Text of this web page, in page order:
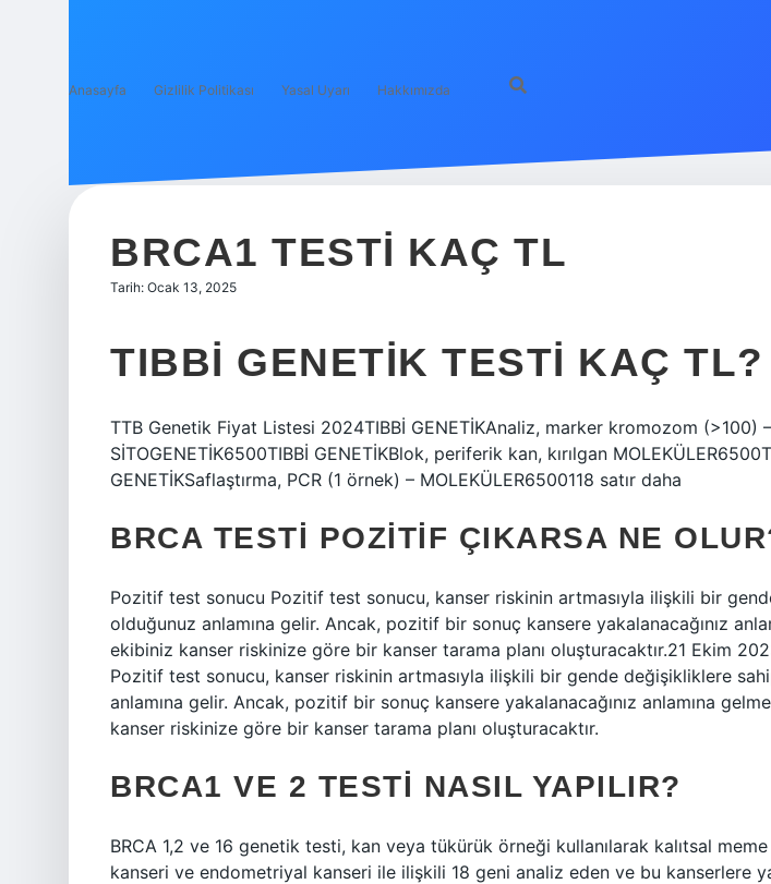
Anasayfa Gizlilik Politikası Yasal Uyarı Hakkımızda
BRCA1 TESTI KAÇ TL
Tarih: Ocak 13, 2025
TIBBI GENETIK TESTI KAÇ TL?
TTB Genetik Fiyat Listesi 2024TIBBİ GENETİKAnaliz, marker kromozom (>100) –
SİTOGENETİK6500TIBBİ GENETİKBlok, periferik kan, kırılgan
GENETİKSaflaştırma, PCR (1 örnek) – MOLEKÜLER6500118 satır daha
BRCA TESTI POZITIF ÇIKARSA NE
Pozitif test sonucu Pozitif test sonucu, kanser riskinin artmasıyla ilişkili bir
olduğunuz anlamına gelir. Ancak, pozitif bir sonuç kansere yakalanacağınız
ekibiniz kanser riskinize göre bir kanser tarama planı oluşturacaktır.21 Ekim
Pozitif test sonucu, kanser riskinin artmasıyla ilişkili bir gende değişikliklere
anlamına gelir. Ancak, pozitif bir sonuç kansere yakalanacağınız anlamına
kanser riskinize göre bir kanser tarama planı oluşturacaktır.
BRCA1 VE 2 TESTI NASIL YAPILIR?
BRCA 1,2 ve 16 genetik testi, kan veya tükürük örneği kullanılarak kalıtsal
kanseri ve endometriyal kanseri ile ilişkili 18 geni analiz eden ve bu kanserlere